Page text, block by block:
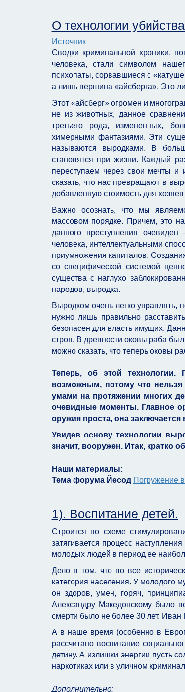
О технологии
Источник
Сводки криминальной хроники,
человека, стали символом
психопаты, сорвавшиеся с
а лишь вершина «айсберга». Это
Этот «айсберг» огромен и
не из животных, данное
третьего рода, измененных,
химерными фантазиями. Эти
называются выродками. В
становятся при жизни. Каждый
переступаем через свои мечты
сказать, что нас превращают в
добавленную стоимость для хозяев
Важно осознать, что мы
массовом порядке. Причем, это
данного преступления
человека, интеллектуальными
приумножения капиталов.
со специфической системой
существа с наглухо
народов, выродка.
Выродком очень легко управлять,
нужно лишь правильно
безопасен для власть имущих.
строя. В древности оковы раба
можно сказать, что теперь оковы
Теперь, об этой технологии.
возможным, потому что нельзя
умами на протяжении многих
очевидные моменты. Главное
оружия проста, она заключается
Увидев основу технологии
значит, вооружен. Итак, кратко
Наши материалы:
Тема форума Йесод Погружение
1). Воспитание детей.
Строится по схеме
затягивается процесс
молодых людей в период ее
Дело в том, что во все
категория населения. У молодого
он здоров, умен, горяч,
Александру Македонскому было
смерти было не более 30 лет, Иван
А в наше время (особенно в
рассчитано воспитание
детину. А излишки энергии пусть
наркотиках или в уличном
Дополнительно: